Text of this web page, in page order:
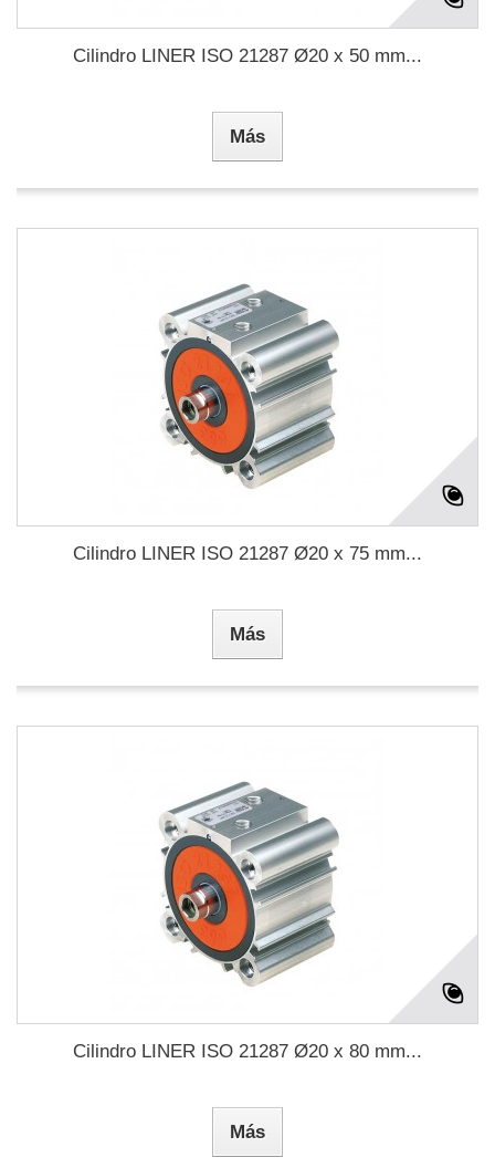
Cilindro LINER ISO 21287 Ø20 x 50 mm...
Más
Cilindro LINER ISO 21287 Ø20 x 75 mm...
Más
Cilindro LINER ISO 21287 Ø20 x 80 mm...
Más